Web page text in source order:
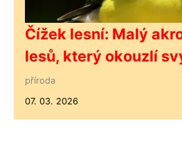
Čížek lesní: Malý
lesů, který okouzlí
příroda
07. 03. 2026